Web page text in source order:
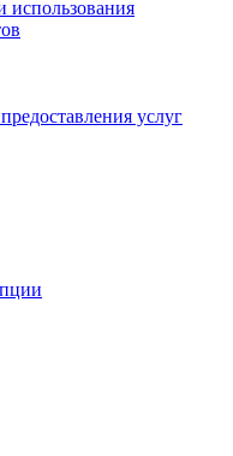
использования
услуг